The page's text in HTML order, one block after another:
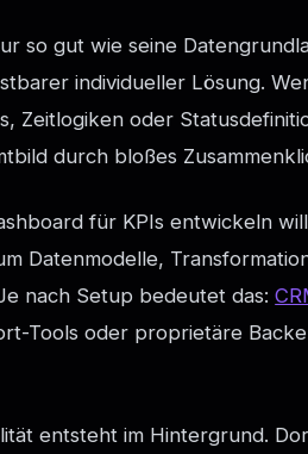
so gut wie seine
individueller Lösung.
Zeitlogiken oder
durch bloßes
für KPIs entwickeln
Datenmodelle,
nach Setup bedeutet das:
Tools oder proprietäre
entsteht im Hintergrund.